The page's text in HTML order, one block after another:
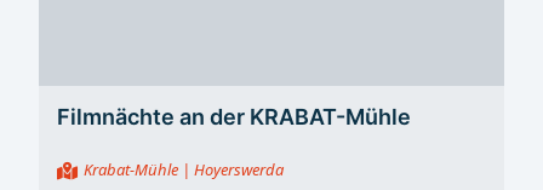
Filmnächte an der KRABAT-Mühle
Krabat-Mühle | Hoyerswerda